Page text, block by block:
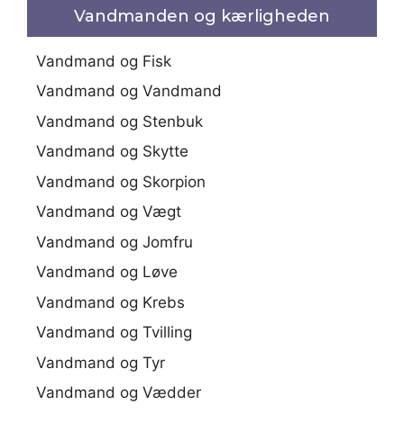
Vandmanden og kærligheden
Vandmand og Fisk
Vandmand og Vandmand
Vandmand og Stenbuk
Vandmand og Skytte
Vandmand og Skorpion
Vandmand og Vægt
Vandmand og Jomfru
Vandmand og Løve
Vandmand og Krebs
Vandmand og Tvilling
Vandmand og Tyr
Vandmand og Vædder